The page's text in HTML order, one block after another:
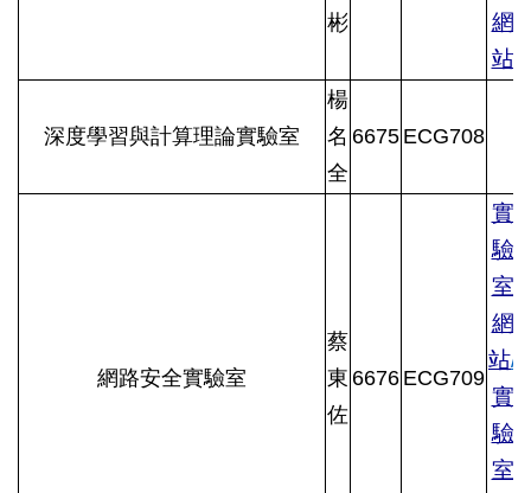
彬
網
站
深度學習與計算理論實驗室
楊
名
全
6675 ECG708
網路安全實驗室
蔡
東
佐
6676 ECG709
實
驗
室
網
站/
實
驗
室